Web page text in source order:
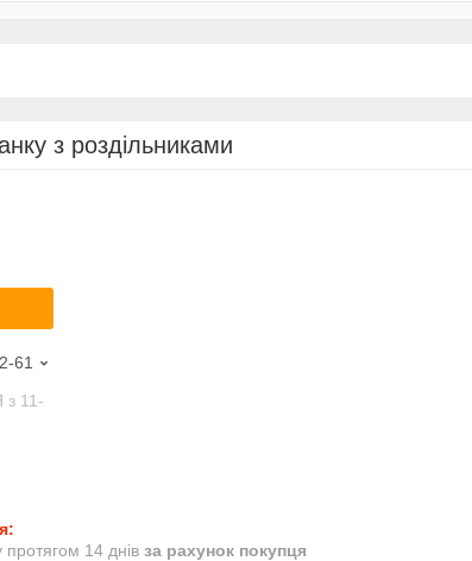
з роздільниками
61
11-
14 днів за рахунок покупця